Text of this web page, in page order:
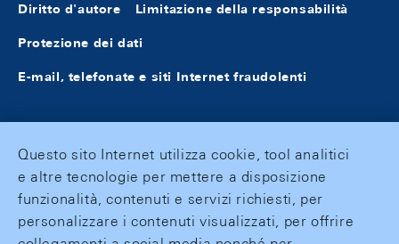
Diritto d'autore Limitazione della responsabilità
Protezione dei dati
E-mail, telefonate e siti Internet fraudolenti
Questo sito Internet utilizza cookie, tool analitici
e altre tecnologie per mettere a disposizione
funzionalità, contenuti e servizi richiesti, per
personalizzare i contenuti visualizzati, per offrire